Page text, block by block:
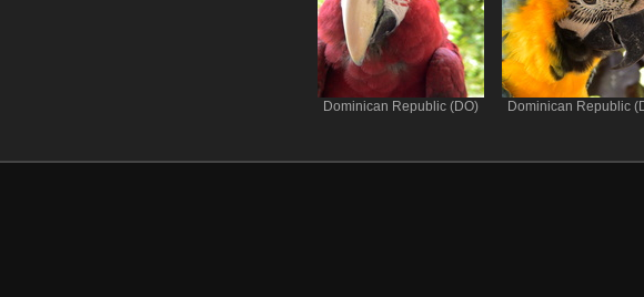
Dominican Republic (DO) Dominican Republic